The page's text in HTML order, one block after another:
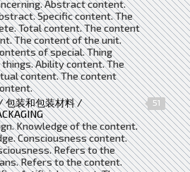
Abstract content.
Specific content. The
Total content. The content
The content of the unit.
of special. Thing
Ability content. The
content. The content
装和包装材料 /
51
Knowledge of the content.
Consciousness content.
Refers to the
Refers to the content.